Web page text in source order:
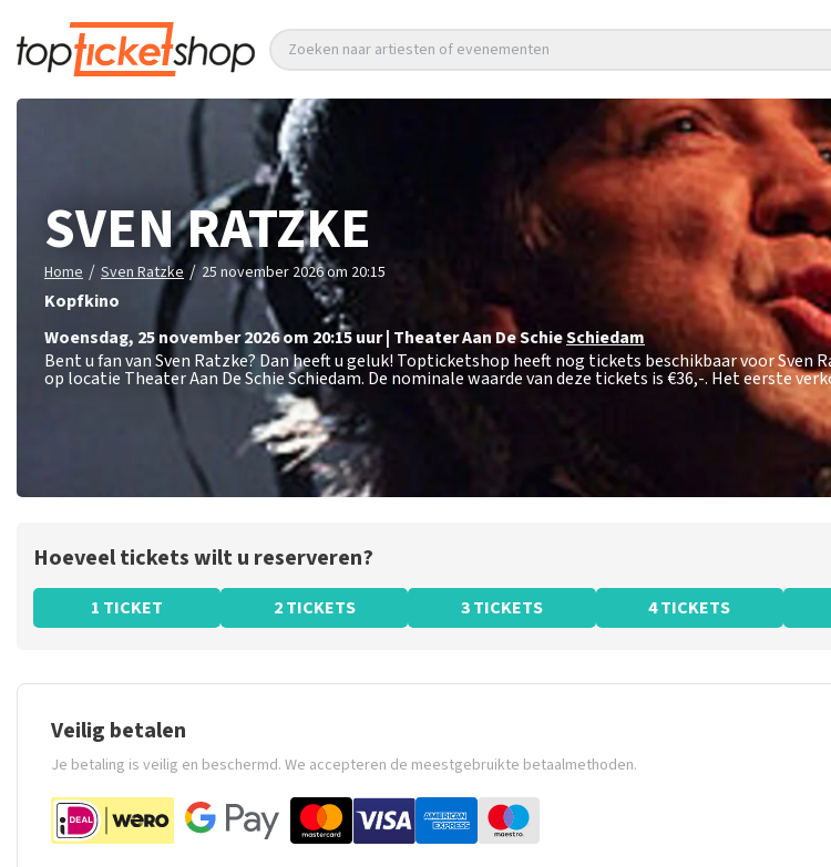
Zoeken naar artiesten of evenementen
SVEN RATZKE
Home / Sven Ratzke / 25 november 2026 om 20:15
Kopfkino
woensdag, 25 november 2026 om 20:15uur| Theater Aan De SchieSchiedam
Bent u fan van Sven Ratzke? Dan heeft u geluk! Topticketshop heeft nog tickets beschikbaar voor Sven
op locatie Theater Aan De Schie Schiedam. De nominale waarde van deze tickets is€36,-. Het eerste
Hoeveel tickets wilt u reserveren?
1 TICKET 2 TICKETS 3 TICKETS 4 TICKETS
Veilig betalen
Je betaling is veilig en beschermd. We accepteren de meestgebruikte betaalmethoden.